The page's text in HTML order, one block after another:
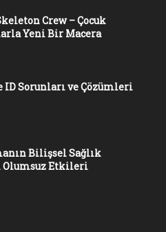
Crew – Çocuk
Yeni Bir Macera
ID Sorunları ve Çözümleri
Bilişsel Sağlık
Etkileri